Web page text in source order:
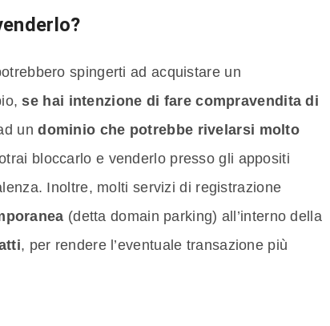
spingerti ad acquistare un
se hai intenzione di fare compravendita di
undominio che potrebbe rivelarsi molto
bloccarlo e venderlo presso gli appositi
Inoltre, molti servizi di registrazione
(detta domain parking) all’interno della
, per rendere l’eventuale transazione più